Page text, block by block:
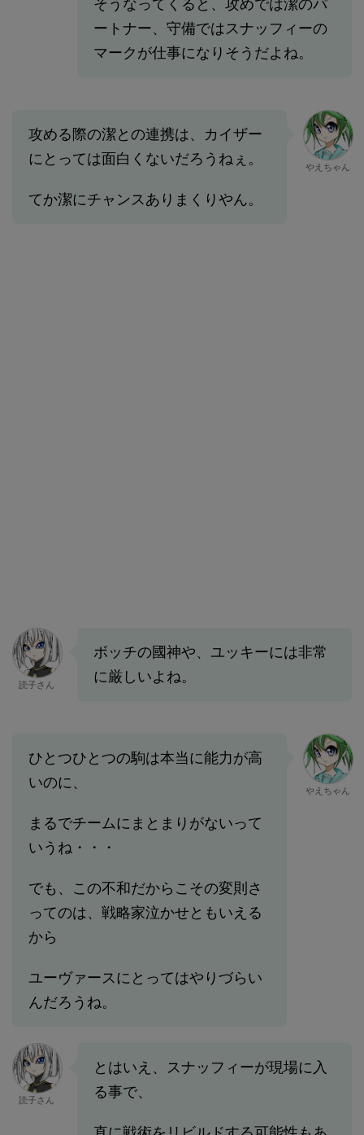
そうなってくると、攻めでは潔のパ
ートナー、守備ではスナッフィーの
マークが仕事になりそうだよね。
攻める際の潔との連携は、カイザー
にとっては面白くないだろうねぇ。
てか潔にチャンスありまくりやん。
やえちゃん
読子さん
ボッチの國神や、ユッキーには非常
に厳しいよね。
ひとつひとつの駒は本当に能力が高
いのに、
まるでチームにまとまりがないって
いうね・・・
でも、この不和だからこその変則さ
ってのは、戦略家泣かせともいえる
から
ユーヴァースにとってはやりづらい
んだろうね。
やえちゃん
読子さん
とはいえ、スナッフィーが現場に入
る事で、